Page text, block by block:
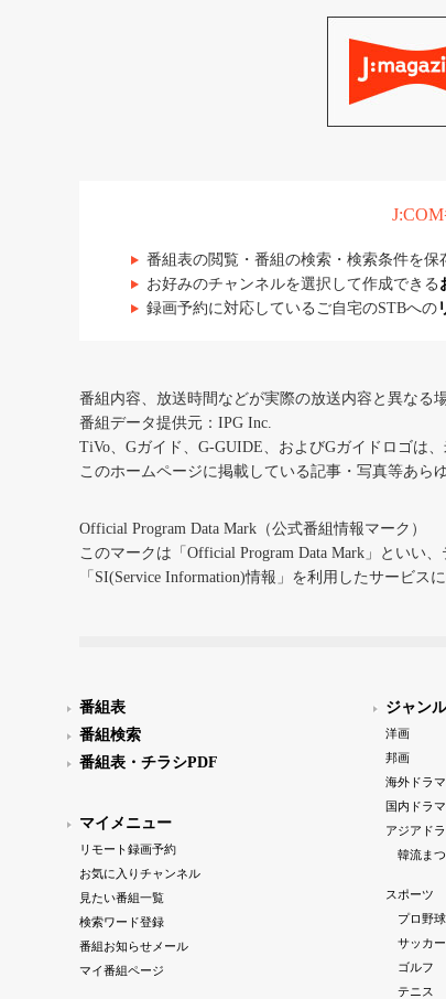
番組表の閲覧・番組の検索・検索条件を保
お好みのチャンネルを選択して作成できる
録画予約に対応しているご自宅のSTBへの
番組内容、放送時間などが実際の放送内容と異なる
番組データ提供元：IPG Inc.
TiVo、Gガイド、G-GUIDE、およびGガイドロゴは
このホームページに掲載している記事・写真等あら
Official Program Data Mark（公式番組情報マーク）
このマークは「Official Program Data Mark」といい
「SI(Service Information)情報」を利用したサービス
番組表
番組検索
番組表・チラシPDF
マイメニュー
リモート録画予約
お気に入りチャンネル
見たい番組一覧
検索ワード登録
番組お知らせメール
マイ番組ページ
ジャンル
洋画
邦画
海外ドラマ
国内ドラマ
アジアド
韓流ま
スポーツ
プロ野球
サッカー
ゴルフ
テニス